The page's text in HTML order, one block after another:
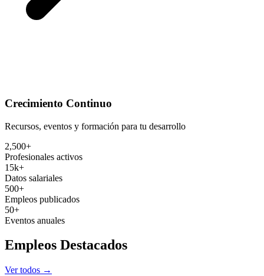
Crecimiento Continuo
Recursos, eventos y formación para tu desarrollo
2,500+
Profesionales activos
15k+
Datos salariales
500+
Empleos publicados
50+
Eventos anuales
Empleos Destacados
Ver todos →